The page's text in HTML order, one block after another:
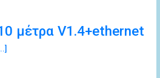
μέτρα V1.4+ethernet